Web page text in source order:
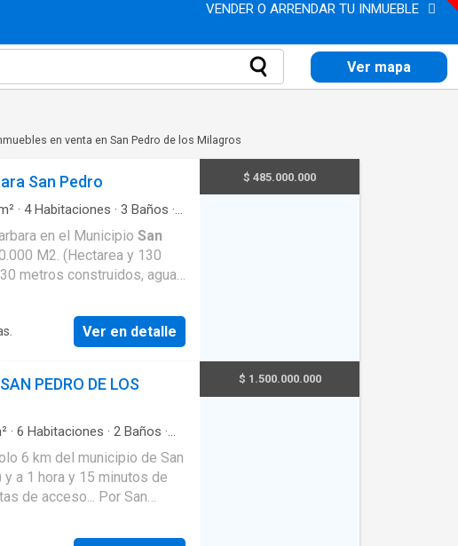
VENDER O ARRENDAR TU INMUEBLE
Ver mapa
en venta en San Pedro de los Milagros
San Pedro
· 4Habitaciones · 3 Baños ·
en el Municipio San
M2. (Hectarea y 130
metros construidos, agua
dos de ellas con baño
hasta la casa.Ver en detalle
$ 485.000.000
PEDRO DE LOS
· 6 Habitaciones · 2 Baños ·
·Internet·Vista panorámica
6 km del municipio de San
a 1 hora y 15 minutos de
de acceso... Por San
Traspaso inmediato
$ 1.500.000.000